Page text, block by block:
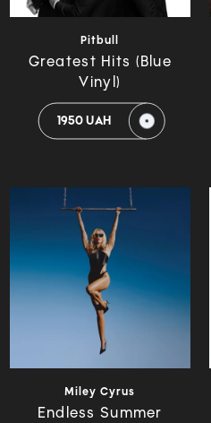
Pitbull
Greatest Hits (Blue
Vinyl)
1950 UAH
Miley Cyrus
Endless Summer